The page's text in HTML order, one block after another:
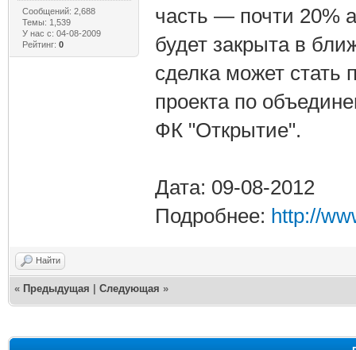
Сообщений: 2,688
Темы: 1,539
У нас с: 04-08-2009
Рейтинг: 0
часть — почти 20%
будет закрыта в
сделка может стать
проекта по
ФК "Открытие".
Дата: 09-08-2012
Подробнее: http://
Найти
« Предыдущая Следующая »